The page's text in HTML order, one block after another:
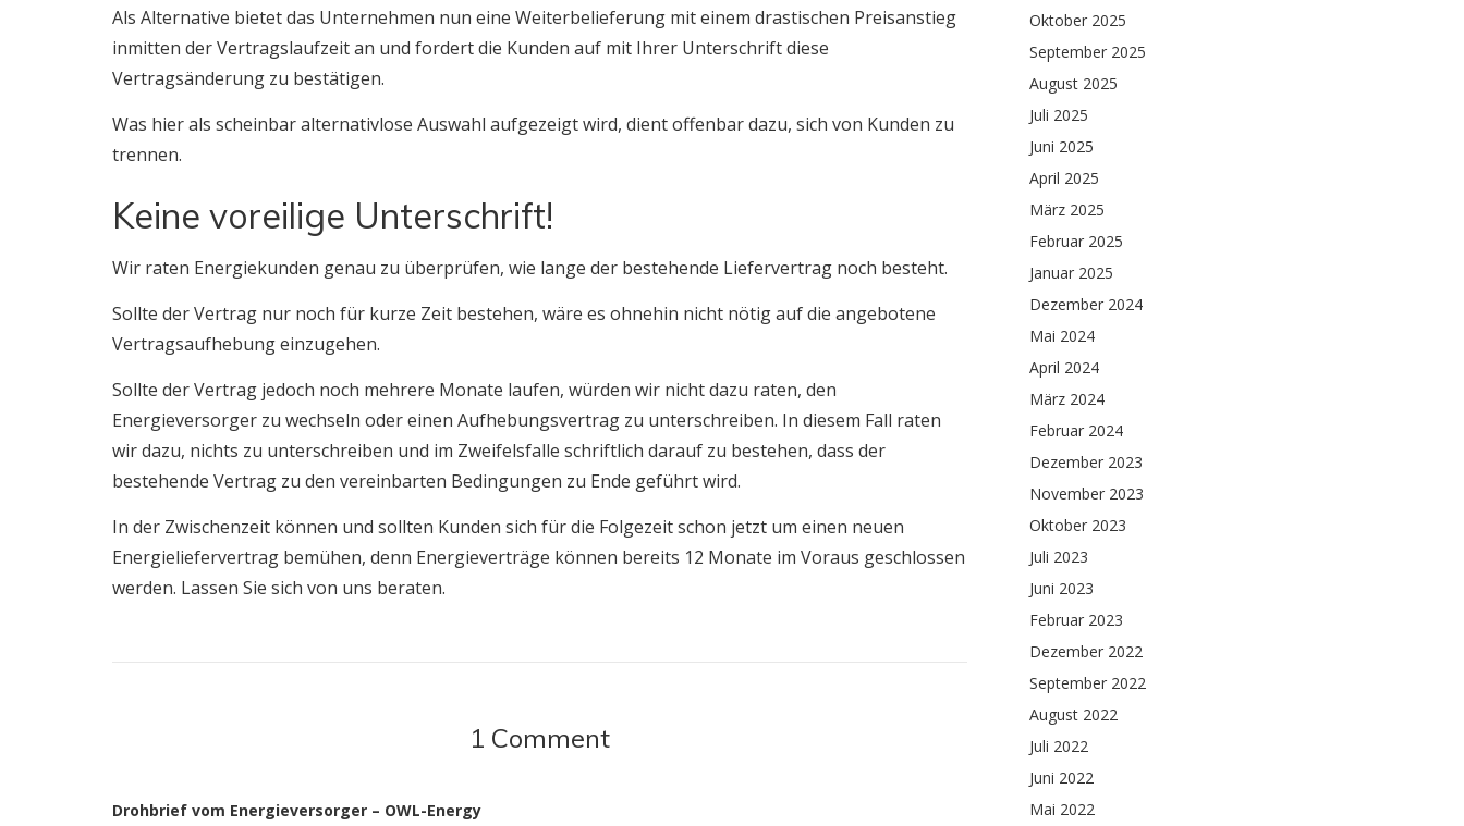
Als Alternative bietet das Unternehmen nun eine Weiterbelieferung mit einem drastischen Preisanstieg
inmitten der Vertragslaufzeit an und fordert die Kunden auf mit Ihrer Unterschrift diese
Vertragsänderung zu bestätigen.
Was hier als scheinbar alternativlose Auswahl aufgezeigt wird, dient offenbar dazu, sich von Kunden zu
trennen.
Keine voreilige Unterschrift!
Wir raten Energiekunden genau zu überprüfen, wie lange der bestehende Liefervertrag noch besteht.
Sollte der Vertrag nur noch für kurze Zeit bestehen, wäre es ohnehin nicht nötig auf die angebotene
Vertragsaufhebung einzugehen.
Sollte der Vertrag jedoch noch mehrere Monate laufen, würden wir nicht dazu raten, den
Energieversorger zu wechseln oder einen Aufhebungsvertrag zu unterschreiben. In diesem Fall raten
wir dazu, nichts zu unterschreiben und im Zweifelsfalle schriftlich darauf zu bestehen, dass der
bestehende Vertrag zu den vereinbarten Bedingungen zu Ende geführt wird.
In der Zwischenzeit können und sollten Kunden sich für die Folgezeit schon jetzt um einen neuen
Energieliefervertrag bemühen, denn Energieverträge können bereits 12 Monate im Voraus geschlossen
werden. Lassen Sie sich von uns beraten.
1 Comment
Drohbrief vom Energieversorger – OWL-Energy
Oktober 2025
September 2025
August 2025
Juli 2025
Juni 2025
April 2025
März 2025
Februar 2025
Januar 2025
Dezember 2024
Mai 2024
April 2024
März 2024
Februar 2024
Dezember 2023
November 2023
Oktober 2023
Juli 2023
Juni 2023
Februar 2023
Dezember 2022
September 2022
August 2022
Juli 2022
Juni 2022
Mai 2022